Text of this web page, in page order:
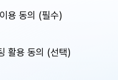
용 동의 (필수)
활용 동의 (선택)